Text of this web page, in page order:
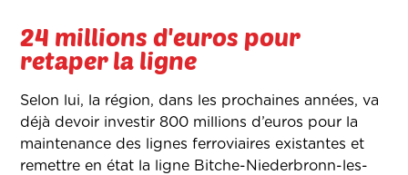
24 millions d'euros pour
retaper la ligne
Selon lui, la région, dans les prochaines années, va
déjà devoir investir 800 millions d’euros pour la
maintenance des lignes ferroviaires existantes et
remettre en état la ligne Bitche-Niederbronn-les-